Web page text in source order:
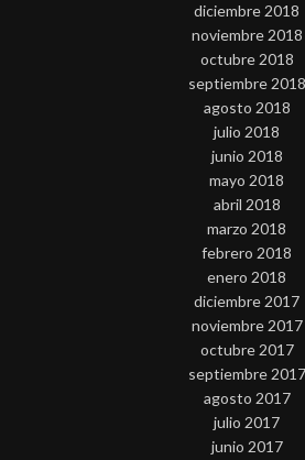
diciembre 2018
noviembre 2018
octubre 2018
septiembre 2018
agosto 2018
julio 2018
junio 2018
mayo 2018
abril 2018
marzo 2018
febrero 2018
enero 2018
diciembre 2017
noviembre 2017
octubre 2017
septiembre 2017
agosto 2017
julio 2017
junio 2017